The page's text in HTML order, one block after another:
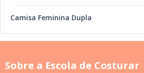
Camisa Feminina Dupla
Sobre a Escola de Costurar